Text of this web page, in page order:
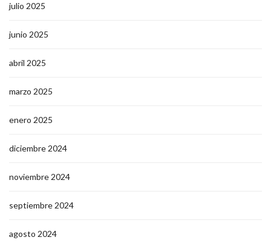
julio 2025
junio 2025
abril 2025
marzo 2025
enero 2025
diciembre 2024
noviembre 2024
septiembre 2024
agosto 2024